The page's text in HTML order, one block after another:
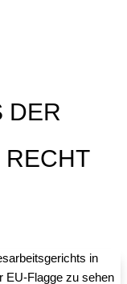
DER
RECHT